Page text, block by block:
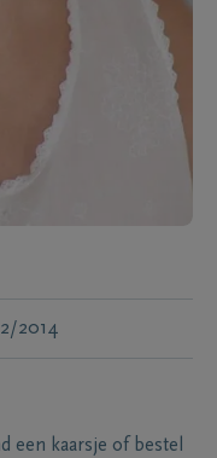
2014
een kaarsje of bestel